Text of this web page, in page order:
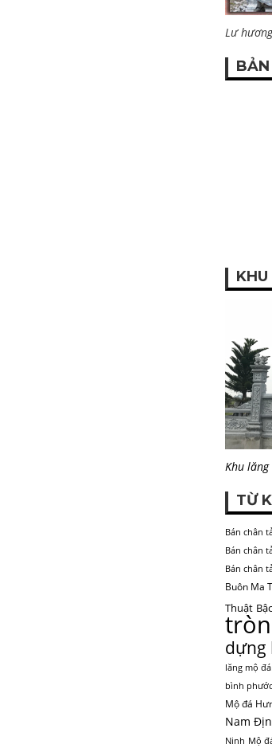
Lư
Khu
TỪ
Bán chân
Bán chân
Bán chân
Buôn Ma
Thuật
tròn
dựng
lăng mộ
bình phước
Mộ đá
Nam
Ninh Mộ